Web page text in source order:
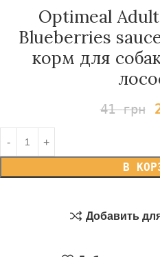
Optimeal
Blueberries
корм для
41грн
В
Добавить